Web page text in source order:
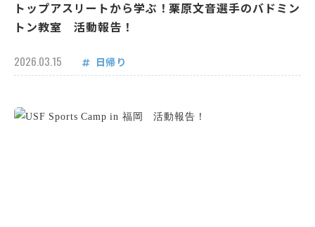
トップアスリートから学ぶ！栗原文音選手のバドミン
トン教室 活動報告！
2026.03.15 日帰り